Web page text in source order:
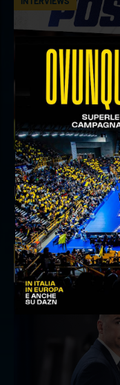
18 aprile 2026
Il commento del
Semifinali Play
INTERVIEWS